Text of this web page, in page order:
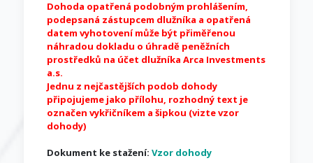
Dohoda opatřená podobným prohlášením,
podepsaná zástupcem dlužníka a opatřená
datem vyhotovení může být přiměřenou
náhradou dokladu o úhradě peněžních
prostředků na účet dlužníka Arca Investments
a.s.
Jednu z nejčastějších podob dohody
připojujeme jako přílohu, rozhodný text je
označen vykřičníkem a šipkou (vizte vzor
dohody)
Dokument ke stažení: Vzor dohody